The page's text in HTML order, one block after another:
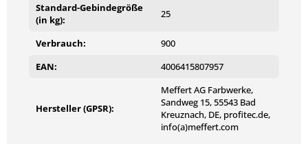
Standard-Gebindegröße
(in kg):
25
Verbrauch:
900
EAN:
4006415807957
Hersteller (GPSR):
Meffert AG Farbwerke,
Sandweg 15, 55543 Bad
Kreuznach, DE, profitec.de,
info(a)meffert.com